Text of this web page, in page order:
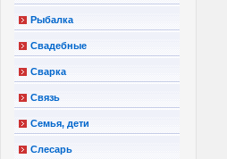
Рыбалка
Свадебные
Сварка
Связь
Семья, дети
Слесарь